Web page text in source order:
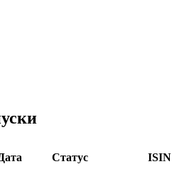
Статус ISIN